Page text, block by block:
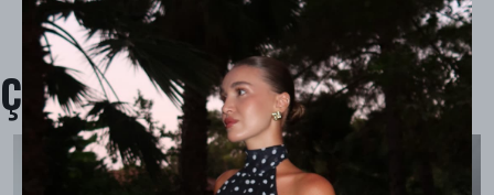
Çok Satanlar